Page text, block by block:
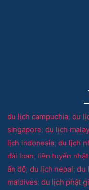
du lịch campuchia; du
singapore; du lịch
lịch indonesia; du lịch
đài loan; liên tuyến
ấn độ; du lịch nepal; du
maldives; du lịch phật